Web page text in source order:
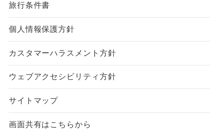
旅行条件書
個人情報保護方針
カスタマーハラスメント方針
ウェブアクセシビリティ方針
サイトマップ
画面共有はこちらから